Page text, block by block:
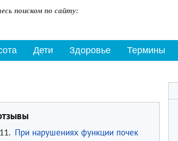
поиском по сайту:
Дети Здоровье Термины
11. При нарушениях функции почек